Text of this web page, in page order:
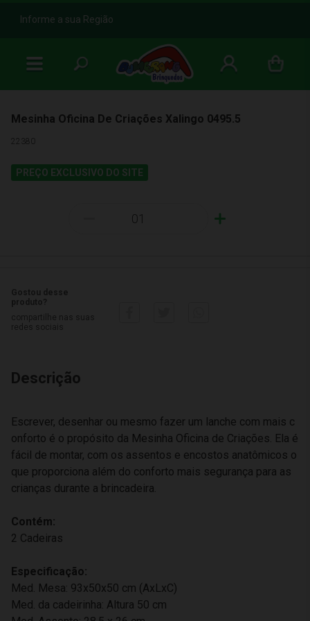
b
Informe a sua Região
Mesinha Oficina De Criações Xalingo 0495.5
22380
PREÇO EXCLUSIVO DO SITE
+
Descrição
Escrever, desenhar ou mesmo fazer um lanche com mais c
onforto é o propósito da Mesinha Oficina de Criações. Ela é
fácil de montar, com os assentos e encostos anatômicos o
que proporciona além do conforto mais segurança para as
crianças durante a brincadeira.
Contém:
2 Cadeiras
Especificação:
Med. Mesa: 93x50x50 cm (AxLxC)
Med. da cadeirinha: Altura 50 cm